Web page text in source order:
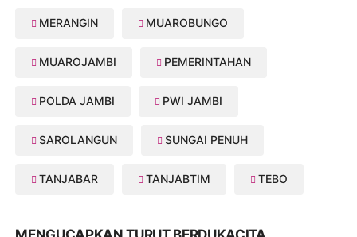
MERANGIN MUAROBUNGO
MUAROJAMBI PEMERINTAHAN
POLDA JAMBI PWI JAMBI
SAROLANGUN SUNGAI PENUH
TANJABAR TANJABTIM TEBO